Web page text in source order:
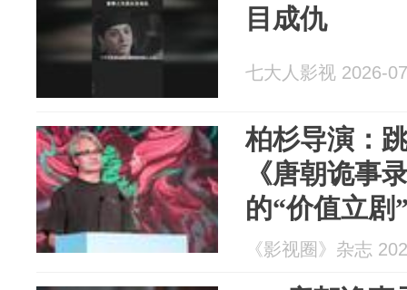
目成仇
七大人影视 2026-
柏杉导演：
《唐朝诡事
的“价值立剧
《影视圈》杂志